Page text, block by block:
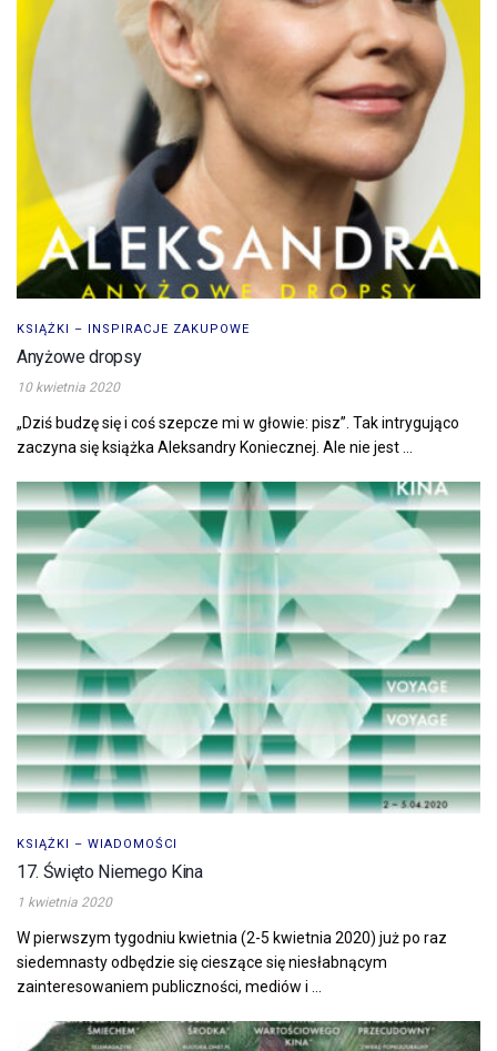
KSIĄŻKI – INSPIRACJE ZAKUPOWE
Anyżowe dropsy
10 kwietnia 2020
„Dziś budzę się i coś szepcze mi w głowie: pisz”. Tak intrygująco
zaczyna się książka Aleksandry Koniecznej. Ale nie jest ...
KSIĄŻKI – WIADOMOŚCI
17. Święto Niemego Kina
1 kwietnia 2020
W pierwszym tygodniu kwietnia (2-5 kwietnia 2020) już po raz
siedemnasty odbędzie się cieszące się niesłabnącym
zainteresowaniem publiczności, mediów i ...